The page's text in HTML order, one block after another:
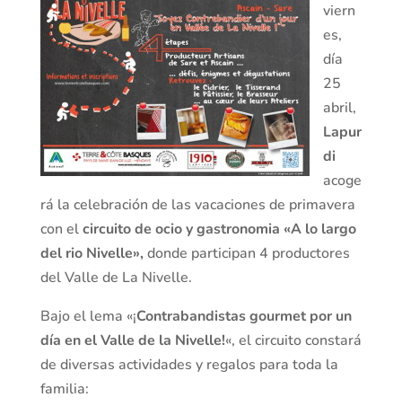
viern
es,
día
25
abril,
Lapur
di
acoge
rá la celebración de las vacaciones de primavera
con elcircuito de ocio y gastronomia «A lo largo
del rio Nivelle», donde participan 4 productores
del Valle de La Nivelle.
Bajo el lema «¡Contrabandistas gourmet por un
día en el Valle de la Nivelle!«, el circuito constará
de diversas actividades y regalos para toda la
familia: